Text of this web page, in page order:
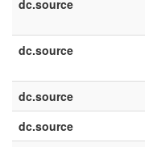
dc.source
dc.source
dc.source
dc.source